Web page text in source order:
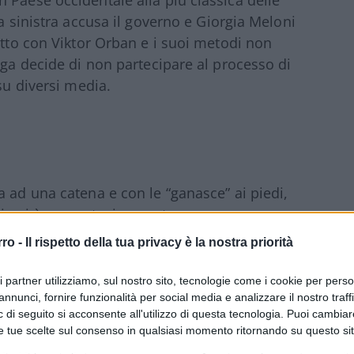
- Il rispetto della tua privacy è la nostra priorità
partner utilizziamo, sul nostro sito, tecnologie come i cookie per
fornire funzionalità per social media e analizzare il nostro
di seguito si acconsente all'utilizzo di questa tecnologia. Puoi
tue scelte sul consenso in qualsiasi momento ritornando su questo
accusa il governo e Giorgia Meloni
con Viktor Orban e i suoi metodi non
decide di non partecipare al processo di
diversi media.
una catena e con le “ganasce” ai piedi,
è accusata, in questo caso aver
di estrema destra in Ungheria. I
di fronte al trattamento riservato a un
contraria. E questo anche un pezzo
del padre – ha detto stamattinaRiccardo
visto le immagini del trattamento
gli agenti col mitra e il passamontagna.